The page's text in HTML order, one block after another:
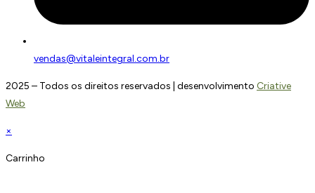
vendas@vitaleintegral.com.br
2025 – Todos os direitos reservados | desenvolvimento Criative
Web
×
Carrinho